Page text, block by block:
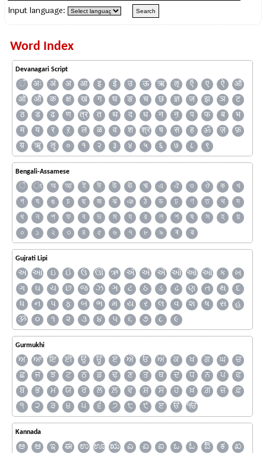
Input language:
Word Index
Devanagari Script
ँ अः अं अ आ इ ई उ ऊ ऋ ऌ ऍ ए ऐ
ऑ
ओ
औ क क्ष ख ग घ ङ च छ ज्ञ ज झ ञ
ट
ठ
ड ढ ण त्र त थ द ध न ऩ प फ ब
भ
म
य र ऱ ल ळ व श श्र ष स ह ॐ ज़
फ़
य़
ॠ ॡ ० १ २ ३ ४ ५ ६ ७ ८ ९
Bengali-Assamese
ঁ ং অ আ ই ঈ উ ঊ ঋ এ ঐ ও ঔ ক
খ
গ
ঘ ঙ চ ছ জ ঝ ঞ ঠ ড ঢ ণ ত থ
দ
ধ
ন প ফ ব ভ ম য র ল শ ষ স হ
য়
০
১ ২ ৩ ৪ ৫ ৬ ৭ ৮ ৯ ৰ ৱ
Gujrati Lipi
અ આ ઇ ઈ ઉ ઊ ઋ ઍ એ ઐ ઑ ઓ ઔ ક
ખ
ગ
ઘ ચ છ જ ઝ ઞ ટ ઠ ડ ઢ ણ ત થ
દ
ધ
ન પ ફ બ ભ મ ય ર લ વ શ ષ સ
હ
ૐ
૦ ૧ ૨ ૩ ૪ ૫ ૬ ૭ ૮ ૯
Gurmukhi
ਅ ਆ ਇ ਈ ਉ ਊ ਏ ਐ ਓ ਔ ਕ ਖ ਗ ਘ
ਚ
ਛ
ਜ ਝ ਟ ਠ ਡ ਢ ਣ ਤ ਥ ਦ ਧ ਨ ਪ
ਫ
ਬ
ਭ ਮ ਯ ਰ ਲ ਲ਼ ਵ ਸ਼ ਸ ਹ ਖ਼ ਗ਼ ਜ਼
ਫ਼
੧
੨ ੩ ੪ ੫ ੬ ੭ ੮ ੯ ੲ ੳ ੴ
Kannada
ಅ ಆ ಇ ಈ ಉ ಊ ಋ ಎ ಏ ಐ ಒ ಓ ಔ ಕ
ಖ